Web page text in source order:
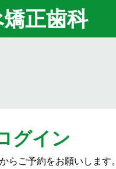
正歯科
グイン
らご予約をお願いします。